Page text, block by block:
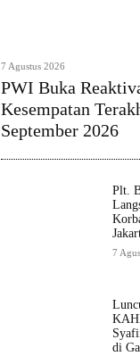
7 Agustus 2026
PWI Buka
Kesempatan
September 2026
Plt.
7
di